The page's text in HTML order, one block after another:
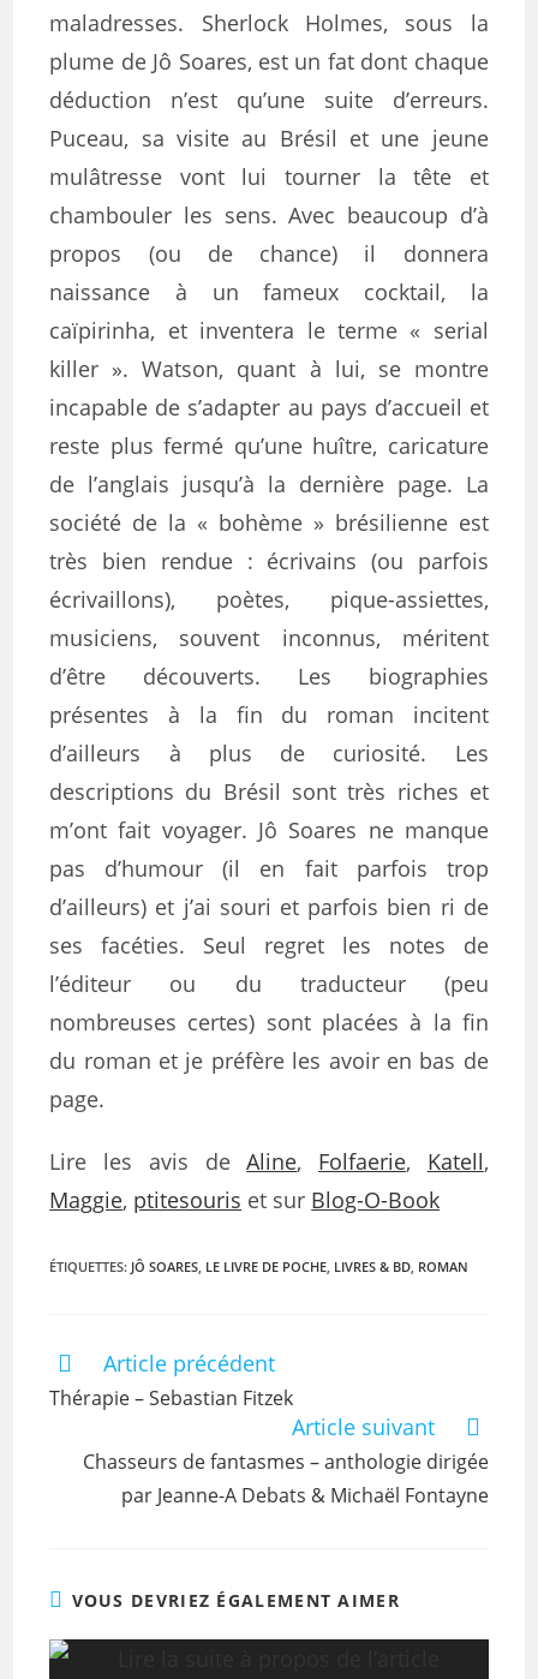
maladresses. Sherlock Holmes, sous la
plume de Jô Soares, est un fat dont chaque
déduction n’est qu’une suite d’erreurs.
Puceau, sa visite au Brésil et une jeune
mulâtresse vont lui tourner la tête et
chambouler les sens. Avec beaucoup d’à
propos (ou de chance) il donnera
naissance à un fameux cocktail, la
caïpirinha, et inventera le terme « serial
killer ». Watson, quant à lui, se montre
incapable de s’adapter au pays d’accueil et
reste plus fermé qu’une huître, caricature
de l’anglais jusqu’à la dernière page. La
société de la « bohème » brésilienne est
très bien rendue : écrivains (ou parfois
écrivaillons), poètes, pique-assiettes,
musiciens, souvent inconnus, méritent
d’être découverts. Les biographies
présentes à la fin du roman incitent
d’ailleurs à plus de curiosité. Les
descriptions du Brésil sont très riches et
m’ont fait voyager. Jô Soares ne manque
pas d’humour (il en fait parfois trop
d’ailleurs) et j’ai souri et parfois bien ri de
ses facéties. Seul regret les notes de
l’éditeur ou du traducteur (peu
nombreuses certes) sont placées à la fin
du roman et je préfère les avoir en bas de
page.
Lire les avis deAline, Folfaerie, Katell,
Maggie, ptitesouris et sur Blog-O-Book
ÉTIQUETTES: JÔ SOARES, LE LIVRE DE POCHE, LIVRES & BD, ROMAN
Article précédent
Thérapie – Sebastian Fitzek
Article suivant
Chasseurs de fantasmes – anthologie dirigée
par Jeanne-A Debats & Michaël Fontayne
VOUS DEVRIEZ ÉGALEMENT AIMER